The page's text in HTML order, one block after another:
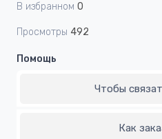
В избранном 0
Просмотры 492
Помощь
Чтобы
Как